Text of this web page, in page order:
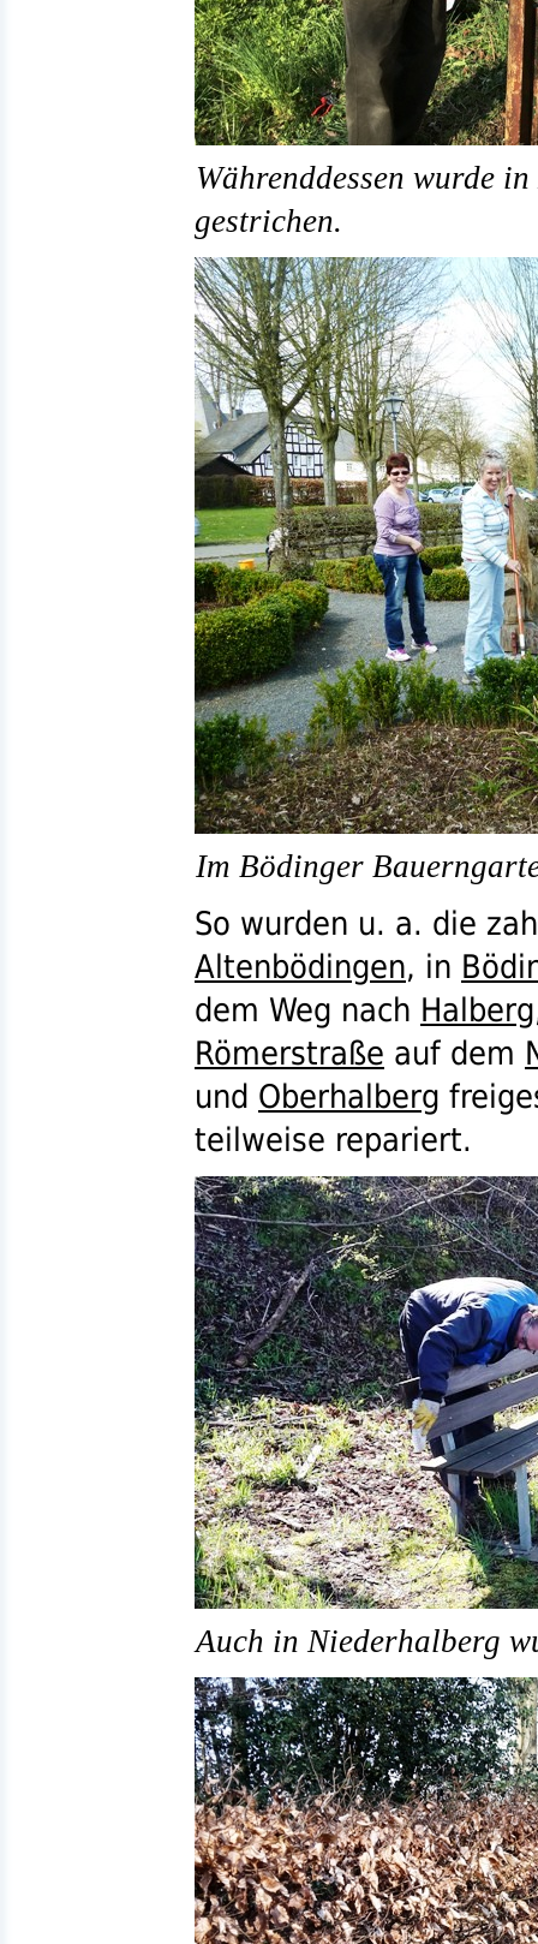
Währenddessen wurde
gestrichen.
Im Bödinger
So wurden u. a. die
Altenbödingen, in
dem Weg nach Halberg
Römerstraße auf dem
und Oberhalberg
teilweise repariert.
Auch in Niederhalberg